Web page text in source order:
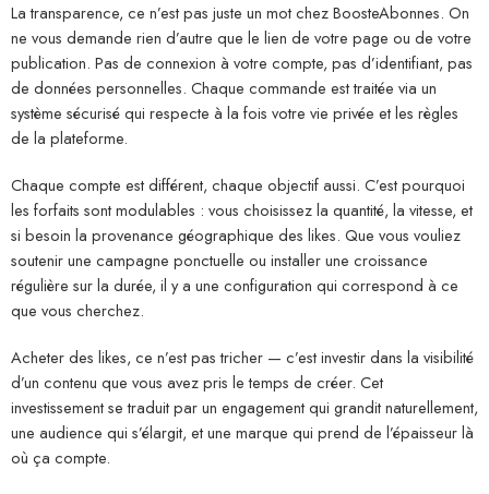
La transparence, ce n’est pas juste un mot chez BoosteAbonnes. On
ne vous demande rien d’autre que le lien de votre page ou de votre
publication. Pas de connexion à votre compte, pas d’identifiant, pas
de données personnelles. Chaque commande est traitée via un
système sécurisé qui respecte à la fois votre vie privée et les règles
de la plateforme.
Chaque compte est différent, chaque objectif aussi. C’est pourquoi
les forfaits sont modulables : vous choisissez la quantité, la vitesse, et
si besoin la provenance géographique des likes. Que vous vouliez
soutenir une campagne ponctuelle ou installer une croissance
régulière sur la durée, il y a une configuration qui correspond à ce
que vous cherchez.
Acheter des likes, ce n’est pas tricher — c’est investir dans la visibilité
d’un contenu que vous avez pris le temps de créer. Cet
investissement se traduit par un engagement qui grandit naturellement,
une audience qui s’élargit, et une marque qui prend de l’épaisseur là
où ça compte.